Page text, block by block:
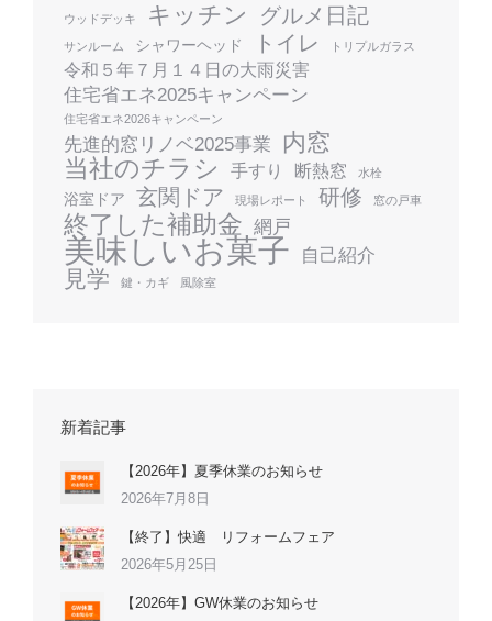
ウッドデッキ キッチン グルメ日記
サンルーム シャワーヘッド トイレ トリプルガラス
令和５年７月１４日の大雨災害
住宅省エネ2025キャンペーン
住宅省エネ2026キャンペーン
先進的窓リノベ2025事業 内窓
当社のチラシ 手すり 断熱窓 水栓
浴室ドア 玄関ドア 現場レポート 研修 窓の戸車
終了した補助金 網戸
美味しいお菓子 自己紹介
見学 鍵・カギ 風除室
新着記事
【2026年】夏季休業のお知らせ
2026年7月8日
【終了】快適 リフォームフェア
2026年5月25日
【2026年】GW休業のお知らせ